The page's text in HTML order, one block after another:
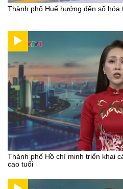
Thành phố Huế hướng đến số hóa
Thành phố Hồ chí minh triển khai
cao tuổi